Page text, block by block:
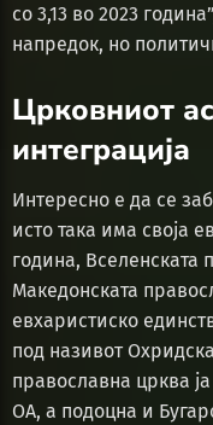
со 3,13 во 2023
напредок, но
Црковниот
интеграција
Интересно е да се
исто така има своја
година, Вселенската
Македонската
евхаристиско
под називот
православна црква
ОА, а подоцна и